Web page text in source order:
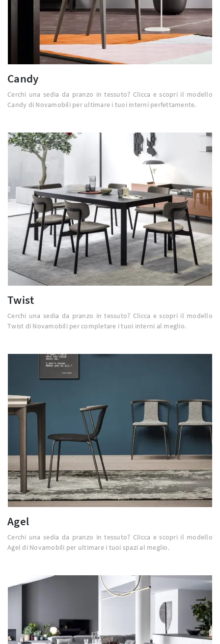
Candy
Cerchi una sedia da pranzo in tessuto? Clicca e scopri il modello
Candy di Novamobili per ultimare i tuoi interni perfettamente.
Twist
Cerchi una sedia da pranzo in tessuto? Clicca e scopri il modello
Twist di Novamobili per completare i tuoi interni al meglio.
Agel
Cerchi una sedia da pranzo in tessuto? Clicca e scopri il modello
Agel di Novamobili per ultimare i tuoi spazi al meglio.